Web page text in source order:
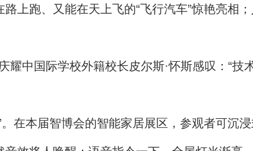
上跑、又能在天上飞的“飞行汽车”惊艳亮相
中国际学校外籍校长皮尔斯·怀斯感叹：“技
本届智博会的智能家居展区，参观者可沉浸